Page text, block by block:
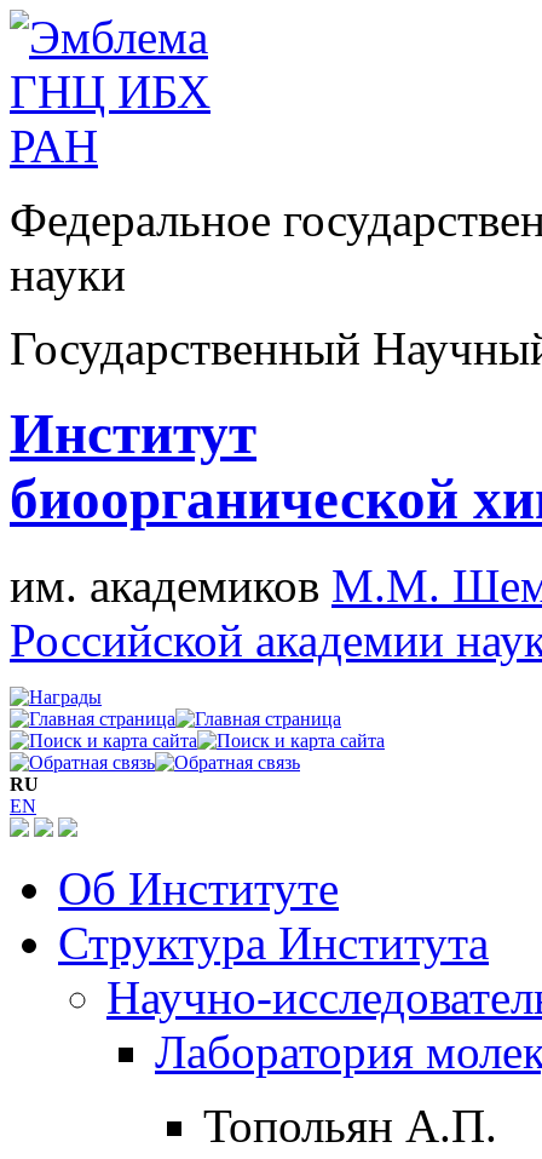
Федеральное
науки
Государственный
Институт
биоорганической
им. академиков М.М.
Российской академии
RU
EN
Об Институте
Структура Института
Научно-
Лаборатория
Топольян А.П.